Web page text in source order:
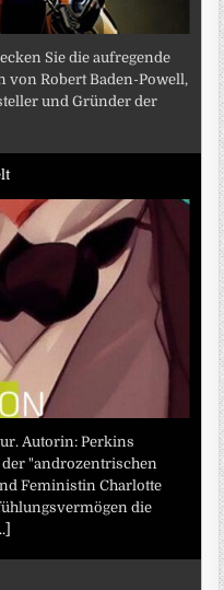
Sie die aufregende
von Robert Baden-Powell,
und Gründer der
Autorin: Perkins
"androzentrischen
Feministin Charlotte
die